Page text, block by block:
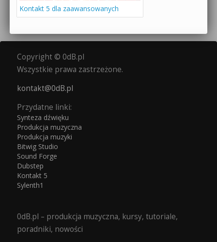
Kontakt 5 dla zaawansowanych
Copyright © 0dB.pl
Wszystkie prawa zastrzeżone.
kontakt@0dB.pl
Przydatne linki:
Synteza dźwięku
Produkcja muzyczna
Produkcja muzyki
Bitwig Studio
Sound Forge
Dubstep
Kontakt 5
Sylenth1
0dB.pl – produkcja muzyczna, kursy, tutoriale,
poradniki, nowości